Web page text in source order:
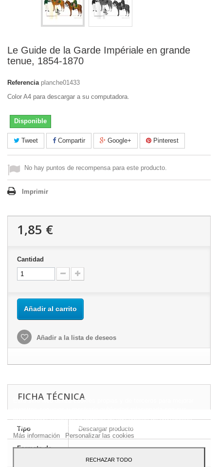
Le Guide de la Garde Impériale en grande
tenue, 1854-1870
Referencia planche01433
Color A4 para descargar a su computadora.
Disponible
Tweet Compartir Google+ Pinterest
No hay puntos de recompensa para este producto.
Imprimir
1,85 €
Cantidad
Añadir al carrito
Añadir a la lista de deseos
FICHA TÉCNICA
Tipo Descargar producto
Formato de
Este sitio web utiliza cookies propias y de terceros para mejorar
preferencias mediante el análisis de sus hábitos de navegación.
Para dar su consentimiento sobre su uso pulse el botón Acepto.
Más información
Personalizar las cookies
RECHAZAR TODO